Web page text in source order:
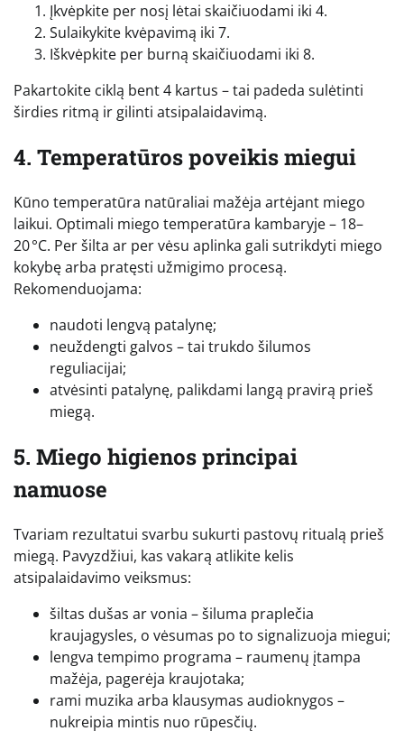
Įkvėpkite per nosį lėtai skaičiuodami iki 4.
Sulaikykite kvėpavimą iki 7.
Iškvėpkite per burną skaičiuodami iki 8.
Pakartokite ciklą bent 4 kartus – tai padeda sulėtinti
širdies ritmą ir gilinti atsipalaidavimą.
4. Temperatūros poveikis miegui
Kūno temperatūra natūraliai mažėja artėjant miego
laikui. Optimali miego temperatūra kambaryje – 18–
20 °C. Per šilta ar per vėsu aplinka gali sutrikdyti miego
kokybę arba pratęsti užmigimo procesą.
Rekomenduojama:
naudoti lengvą patalynę;
neuždengti galvos – tai trukdo šilumos
reguliacijai;
atvėsinti patalynę, palikdami langą pravirą prieš
miegą.
5. Miego higienos principai
namuose
Tvariam rezultatui svarbu sukurti pastovų ritualą prieš
miegą. Pavyzdžiui, kas vakarą atlikite kelis
atsipalaidavimo veiksmus:
šiltas dušas ar vonia – šiluma praplečia
kraujagysles, o vėsumas po to signalizuoja miegui;
lengva tempimo programa – raumenų įtampa
mažėja, pagerėja kraujotaka;
rami muzika arba klausymas audioknygos –
nukreipia mintis nuo rūpesčių.